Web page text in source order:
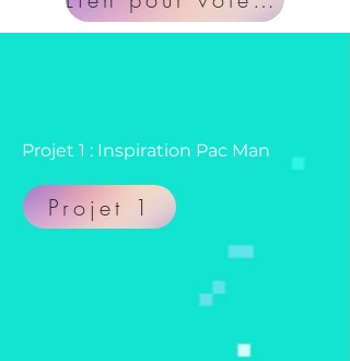
Projet 1 : Inspiration Pac Man
Projet 1